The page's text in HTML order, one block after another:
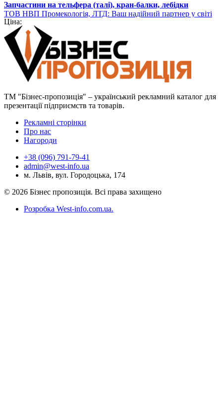
Запчастини на тельфера (талі), кран-балки, лебідки
ТОВ НВП Промекологія, ЛТД: Ваш надійний партнер у світі
вантажопідйомного обладнання
Ціна:
ТМ "Бізнес-пропозиція" – український рекламний каталог для
презентації підприємств та товарів.
Рекламні сторінки
Про нас
Нагороди
+38 (096) 791-79-41
admin@west-info.ua
м. Львів, вул. Городоцька, 174
© 2026 Бізнес пропозиція. Всі права захищено
Розробка West-info.com.ua.